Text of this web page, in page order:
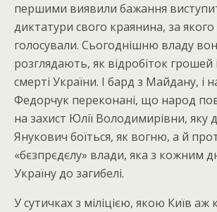
першими виявили бажання
диктатури свого краянина, за
голосували. Сьогоднішню владу
розглядають, як відробіток
смерті України. І бард з Майдану, і
Федорчук переконані, що народ
на захист Юлії Володимирівни, яку
Янукович боїться, як вогню, а й
«бєзпрєдєлу» влади, яка з кожним
Україну до загибелі.
У сутичках з міліцією, якою Київ аж